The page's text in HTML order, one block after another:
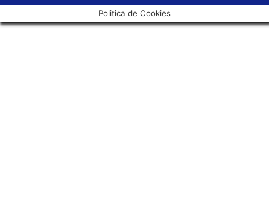
Politica de Cookies